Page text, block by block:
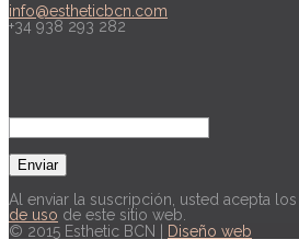
info@estheticbcn.com
+34 938 293 282
Al enviar la suscripción, usted acepta los
de uso de este sitio web.
© 2015 Esthetic BCN | Diseño web